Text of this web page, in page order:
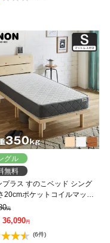
グル
無料
プラス すのこベッド シング
20cmポケットコイルマット
ット 木製 耐荷重350kg 組立
付き コンセント 高さ4段階
具配送】
円
36,090円
(6件)